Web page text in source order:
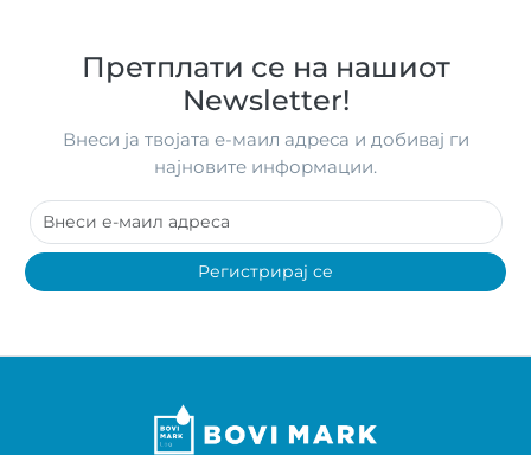
Претплати се на нашиот
Newsletter!
Внеси ја твојата е-маил адреса и добивај ги
најновите информации.
Регистрирај се